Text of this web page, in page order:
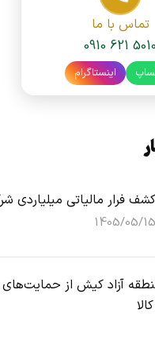
تماس با ما
0910 621 5010
اینستاگرام
کشف فرار مالیاتی میلیاردی
1405/05/15
آزاد کیش از حمایت‌های